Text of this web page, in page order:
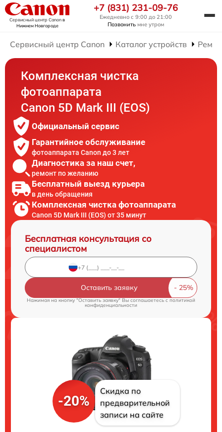
Сервисный центр Canonв
Нижнем Новгороде
+7 (831) 231-09-76
Ежедневно с 9:00 до 21:00
Позвонить мне утром
Сервисный центр Canon Каталог устройств
Комплексная чистка
фотоаппарата
Canon 5D Mark III (EOS)
Официальный сервис
Гарантийное обслуживание
фотоаппарата Canon до 3 лет
Диагностика за наш счет,
ремонт по желанию
Бесплатный выезд курьера
в день обращения
Комплексная чистка фотоаппарата
Canon 5D Mark III (EOS) от 35 минут
Бесплатная консультация со
специалистом
Оставить заявку
Нажимая на кнопку "Оставить заявку" Вы соглашаетесь cполитикой
конфиденциальности
-20%
Скидка по
предварительной
записи на сайте